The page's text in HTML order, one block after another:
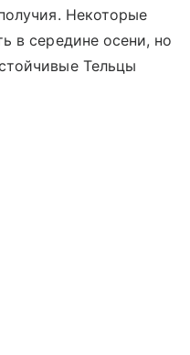
Некоторые
в середине осени, но
Тельцы